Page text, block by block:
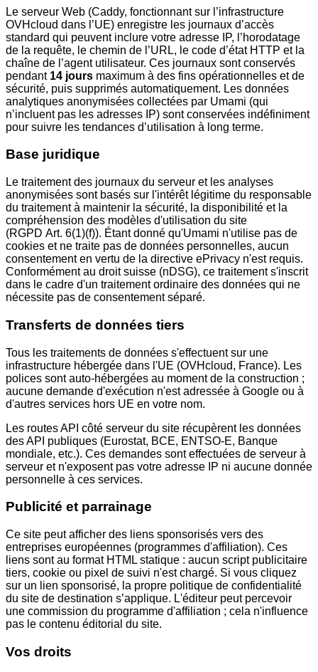
Le serveur Web (Caddy, fonctionnant sur l’infrastructure
OVHcloud dans l’UE) enregistre les journaux d’accès
standard qui peuvent inclure votre adresse IP, l’horodatage
de la requête, le chemin de l’URL, le code d’état HTTP et la
chaîne de l’agent utilisateur. Ces journaux sont conservés
pendant 14 jours maximum à des fins opérationnelles et de
sécurité, puis supprimés automatiquement. Les données
analytiques anonymisées collectées par Umami (qui
n’incluent pas les adresses IP) sont conservées indéfiniment
pour suivre les tendances d’utilisation à long terme.
Base juridique
Le traitement des journaux du serveur et les analyses
anonymisées sont basés sur l'intérêt légitime du responsable
du traitement à maintenir la sécurité, la disponibilité et la
compréhension des modèles d'utilisation du site
(RGPD Art. 6(1)(f)). Étant donné qu'Umami n'utilise pas de
cookies et ne traite pas de données personnelles, aucun
consentement en vertu de la directive ePrivacy n'est requis.
Conformément au droit suisse (nDSG), ce traitement s'inscrit
dans le cadre d'un traitement ordinaire des données qui ne
nécessite pas de consentement séparé.
Transferts de données tiers
Tous les traitements de données s'effectuent sur une
infrastructure hébergée dans l'UE (OVHcloud, France). Les
polices sont auto-hébergées au moment de la construction ;
aucune demande d'exécution n'est adressée à Google ou à
d'autres services hors UE en votre nom.
Les routes API côté serveur du site récupèrent les données
des API publiques (Eurostat, BCE, ENTSO-E, Banque
mondiale, etc.). Ces demandes sont effectuées de serveur à
serveur et n'exposent pas votre adresse IP ni aucune donnée
personnelle à ces services.
Publicité et parrainage
Ce site peut afficher des liens sponsorisés vers des
entreprises européennes (programmes d'affiliation). Ces
liens sont au format HTML statique : aucun script publicitaire
tiers, cookie ou pixel de suivi n'est chargé. Si vous cliquez
sur un lien sponsorisé, la propre politique de confidentialité
du site de destination s’applique. L'éditeur peut percevoir
une commission du programme d'affiliation ; cela n'influence
pas le contenu éditorial du site.
Vos droits